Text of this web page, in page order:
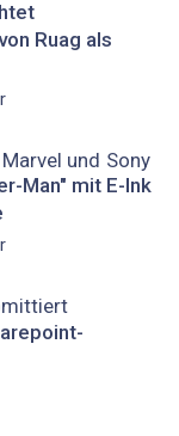
Ruag als
und Sony
Man" mit E-Ink